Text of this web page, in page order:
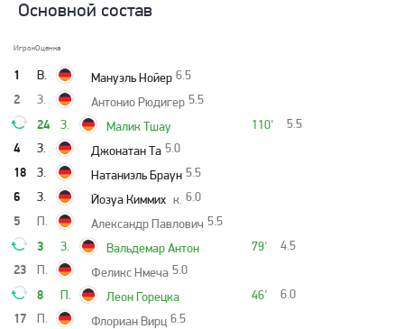
Основной состав
ИгрокОценка
1 В. Мануэль Нойер 6.5
2 З. Антонио Рюдигер 5.5
24 З. 110'
Малик Тшау 5.5
4 З. Джонатан Та 5.0
18 З. Натаниэль Браун 5.5
6 З. Йозуа Киммих к. 6.0
5 П. Александр Павлович 5.5
3 З. 79'
Вальдемар Антон 4.5
23 П. Феликс Нмеча 5.0
8 П. 46'
Леон Горецка 6.0
17 П. Флориан Вирц 6.5